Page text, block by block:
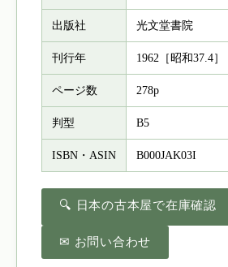
出版社 光文堂書院
刊行年 1962［昭和37.4］
ページ数 278p
判型 B5
ISBN・ASIN B000JAK03I
🔍 日本の古本屋で在庫確認
✉ お問い合わせ